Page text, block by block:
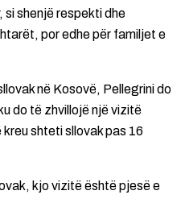
si shenjë respekti dhe
por edhe për familjet e
në Kosovë, Pellegrini do
do të zhvillojë një vizitë
shteti sllovak pas 16
kjo vizitë është pjesë e